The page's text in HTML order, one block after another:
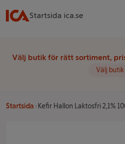
Startsida ica.se
Välj butik för rätt sortiment,
Välj butik
Startsida Kefir Hallon Laktosfri 2,1%